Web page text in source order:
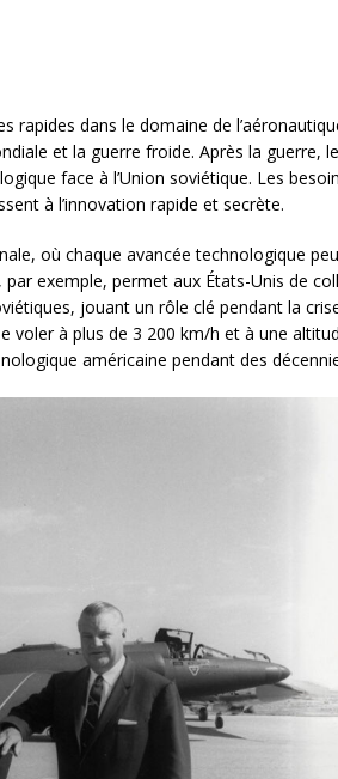
rapides dans le domaine de
et la guerre froide. Après la guerre,
face à l’Union soviétique. Les
à l’innovation rapide et secrète.
où chaque avancée technologique
exemple, permet aux États-Unis de
jouant un rôle clé pendant la
voler à plus de 3 200 km/h et à une
américaine pendant des